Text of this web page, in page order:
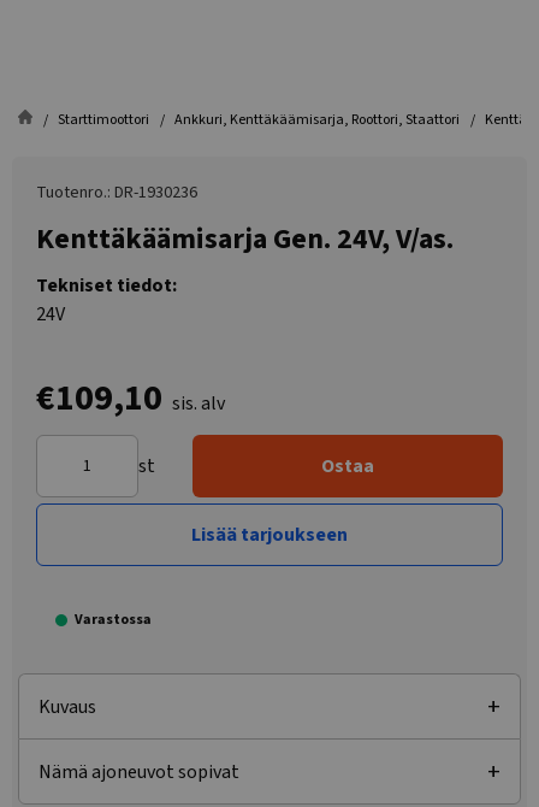
Starttimoottori Ankkuri, Kenttäkäämisarja, Roottori, Staattori
Tuotenro.: DR-1930236
Kenttäkäämisarja Gen. 24V, V/as.
Tekniset tiedot:
24V
€109,10 sis. alv
st Ostaa
Lisää tarjoukseen
Varastossa
Kuvaus
Nämä ajoneuvot sopivat